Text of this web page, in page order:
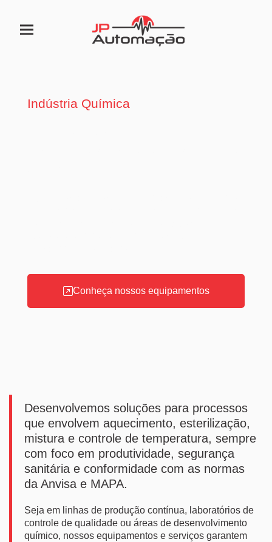
Indústria Química
Conheça nossos equipamentos
Desenvolvemos soluções para processos
que envolvem aquecimento, esterilização,
mistura e controle de temperatura, sempre
com foco em produtividade, segurança
sanitária e conformidade com as normas
da Anvisa e MAPA.
Seja em linhas de produção contínua, laboratórios de
controle de qualidade ou áreas de desenvolvimento
químico, nossos equipamentos e serviços garantem